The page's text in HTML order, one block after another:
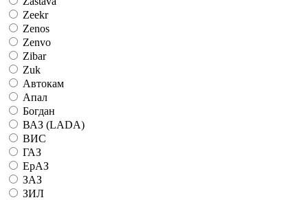
Zeekr
Zenos
Zenvo
Zibar
Zuk
Автокам
Апал
Богдан
ВАЗ (LADA)
ВИС
ГАЗ
ЕрАЗ
ЗАЗ
ЗИЛ